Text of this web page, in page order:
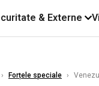
& Externe
› Forțele speciale ›